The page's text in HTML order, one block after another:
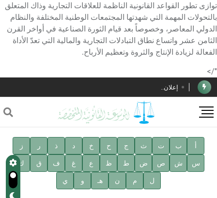
توازى تطور القواعد القانونية الناظمة للعلاقات التجارية وذاك المتعلق
بالتحولات المهمة التي شهدتها المجتمعات الوطنية المختلفة والنظام
الدولي المعاصر، وخصوصاً بعد قيام الثورة الصناعية في أواخر القرن
الثامن عشر واتساع نطاق التبادلات التجارية والمالية التي تعدّ الأداة
الفعالة لزيادة الإنتاج والثروة وتعظيم الأرباح.
"/>
الأستاذ إياد خالد الطباع مدير عام لهيئة الموسوعة العربية
إعلان..
فوز الأستاذ الدكتور محمود السيد بجائزة مجمع الملك سليمان
العالمي للغة العربية
صدور المجلد الثامن عشر من الموسوعة الطبية
صدور المجلد السابع من موسوعة الآثار في سورية
توصيات مجلس الإدارة
شهر الكتاب السوري
أ ب ت ث ج ح خ د ذ ر ز
س ش ص ض ط ظ ع غ ف ق ك
ل م ن هـ و ي